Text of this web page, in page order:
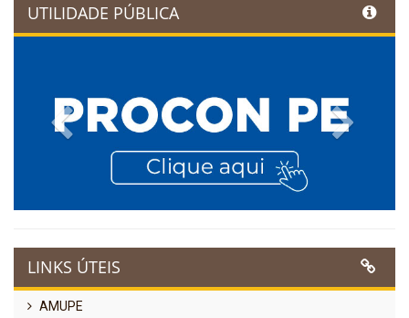
UTILIDADE PÚBLICA
Previous
LINKS ÚTEIS
AMUPE